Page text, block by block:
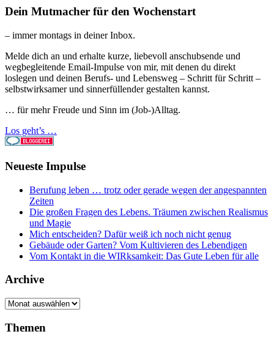
Dein Mutmacher für den Wochenstart
– immer montags in deiner Inbox.
Melde dich an und erhalte kurze, liebevoll anschubsende und
wegbegleitende Email-Impulse von mir, mit denen du direkt
loslegen und deinen Berufs- und Lebensweg – Schritt für Schritt –
selbstwirksamer und sinnerfüllender gestalten kannst.
… für mehr Freude und Sinn im (Job-)Alltag.
Los geht’s …
Neueste Impulse
Berufung leben … trotz oder gerade wegen der angespannten
Zeiten
Die großen Fragen des Lebens. Träumen zwischen Realismus
und Magie
Mich entscheiden? Dafür weiß ich noch nicht genug
Gebäude oder Garten? Vom Kultivieren des Lebendigen
Vom Kontakt in die WIRksamkeit: Das Gute Leben für alle
Archive
Archive
Themen